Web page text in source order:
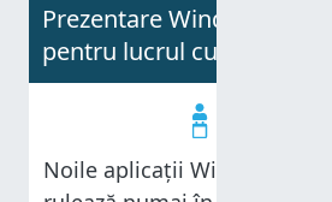
Prezentare Windows 8:
pentru lucrul cu noile
Noile aplicații Windows 8